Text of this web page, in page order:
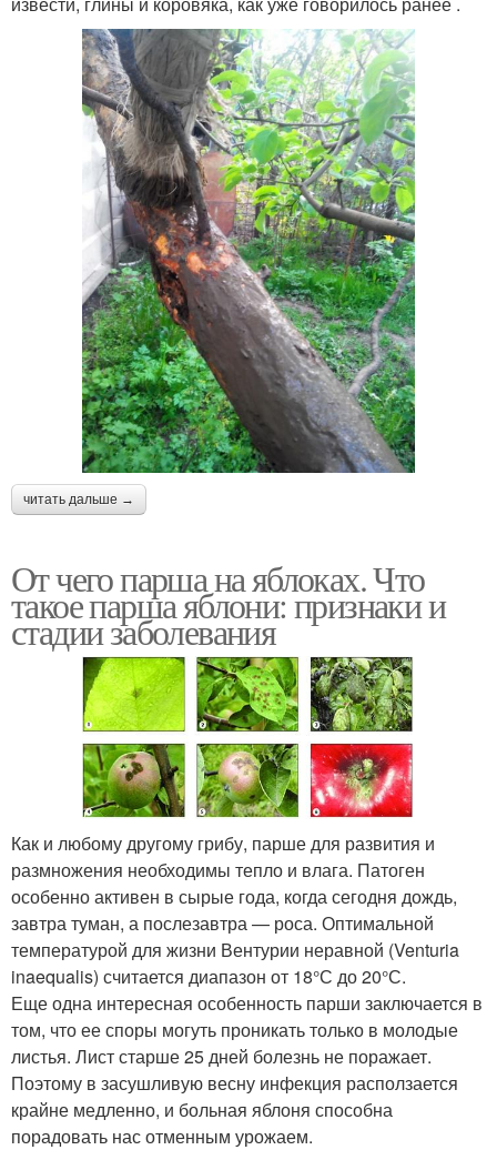
читать дальше →
От чего парша на яблоках. Что
такое парша яблони: признаки и
стадии заболевания
Как и любому другому грибу, парше для развития и
размножения необходимы тепло и влага. Патоген
особенно активен в сырые года, когда сегодня дождь,
завтра туман, а послезавтра — роса. Оптимальной
температурой для жизни Вентурии неравной (Venturia
inaequalis) считается диапазон от 18°С до 20°С.
Еще одна интересная особенность парши заключается в
том, что ее споры могуть проникать только в молодые
листья. Лист старше 25 дней болезнь не поражает.
Поэтому в засушливую весну инфекция расползается
крайне медленно, и больная яблоня способна
порадовать нас отменным урожаем.